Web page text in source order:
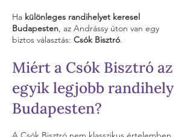
Ha különleges randihelyet keresel
Budapesten, az Andrássy úton van egy
biztos választás: Csók Bisztró.
Miért a Csók Bisztró az
egyik legjobb randihely
Budapesten?